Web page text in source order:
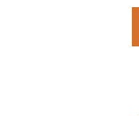
d'environ 35m²
sans empiêter
avec toilettes et
appartement